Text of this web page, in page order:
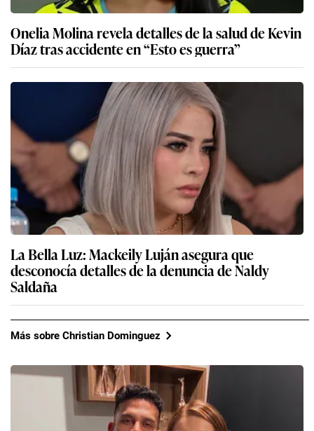
Onelia Molina revela detalles de la salud de Kevin
Díaz tras accidente en “Esto es guerra”
La Bella Luz: Mackeily Luján asegura que
desconocía detalles de la denuncia de Naldy
Saldaña
Más sobre Christian Dominguez